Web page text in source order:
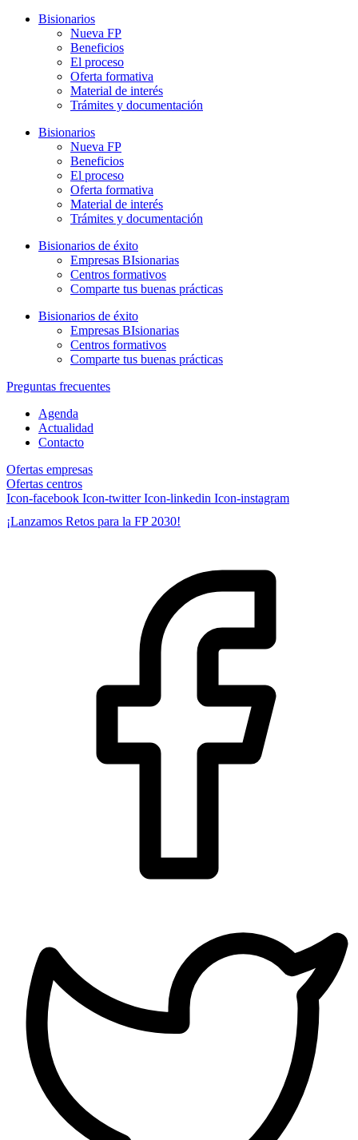
Bisionarios
Nueva FP
Beneficios
El proceso
Oferta formativa
Material de interés
Trámites y documentación
Bisionarios
Nueva FP
Beneficios
El proceso
Oferta formativa
Material de interés
Trámites y documentación
Bisionarios de éxito
Empresas BIsionarias
Centros formativos
Comparte tus buenas prácticas
Bisionarios de éxito
Empresas BIsionarias
Centros formativos
Comparte tus buenas prácticas
Preguntas frecuentes
Agenda
Actualidad
Contacto
Ofertas empresas
Ofertas centros
Icon-facebook Icon-twitter Icon-linkedin Icon-instagram
¡Lanzamos Retos para la FP 2030!